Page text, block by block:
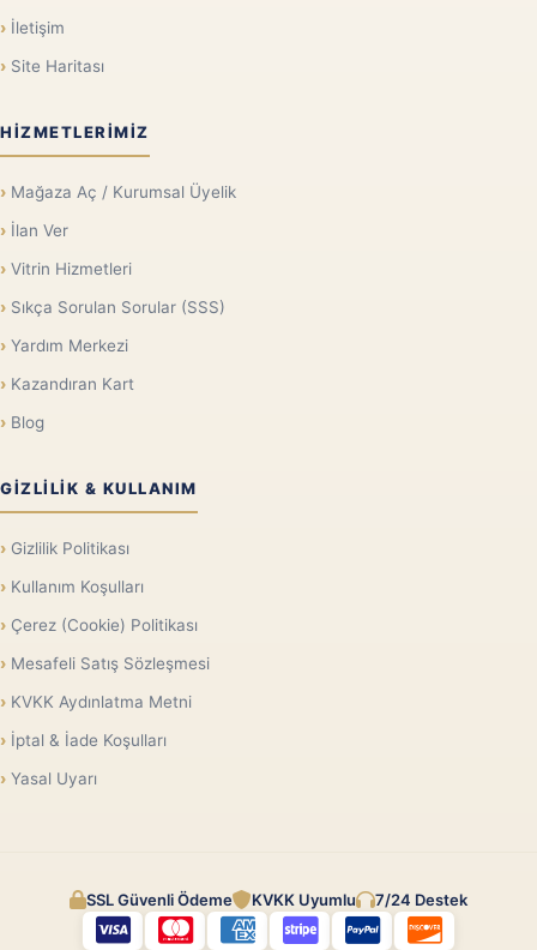
İletişim
Site Haritası
HIZMETLERIMIZ
Mağaza Aç / Kurumsal Üyelik
İlan Ver
Vitrin Hizmetleri
Sıkça Sorulan Sorular (SSS)
Yardım Merkezi
Kazandıran Kart
Blog
GIZLILIK & KULLANIM
Gizlilik Politikası
Kullanım Koşulları
Çerez (Cookie) Politikası
Mesafeli Satış Sözleşmesi
KVKK Aydınlatma Metni
İptal & İade Koşulları
Yasal Uyarı
SSL Güvenli Ödeme KVKK Uyumlu 7/24 Destek